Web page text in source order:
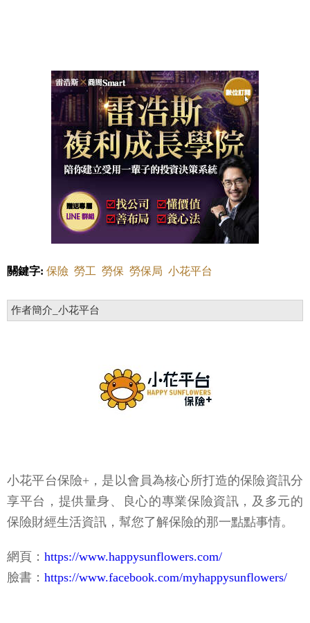
關鍵字: 保險 勞工 勞保 勞保局 小花平台
作者簡介_小花平台
小花平台保險+，是以會員為核心所打造的保險資訊分
享平台，提供量身、良心的專業保險資訊，及多元的
保險財經生活資訊，幫您了解保險的那一點點事情。
網頁： https://www.happysunflowers.com/
臉書： https://www.facebook.com/myhappysunflowers/